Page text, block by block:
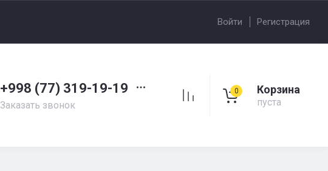
Войти Регистрация
+998 (77) 319-19-19
Заказать звонок
0 Корзина
пуста